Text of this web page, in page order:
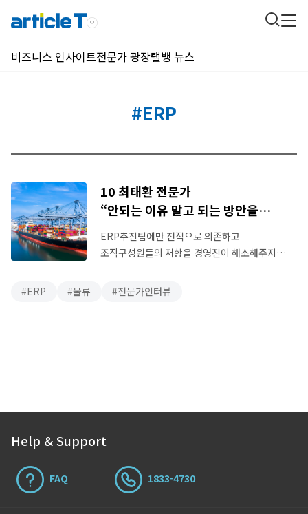
비즈니스 인사이트전문가 광장탤뱅 뉴스
#ERP
ERP 물류 전문가인터뷰
10 최태환 전문가
“안되는 이유 말고 되는 방안을
찾아볼까요”
ERP추진팀에만 전적으로 의존하고
조직구성원들의 저항을 경영진이 해소해주지
것을 종종 봅니다. -안녕하세요, 최태환
Help & Support
FAQ 1833-4730